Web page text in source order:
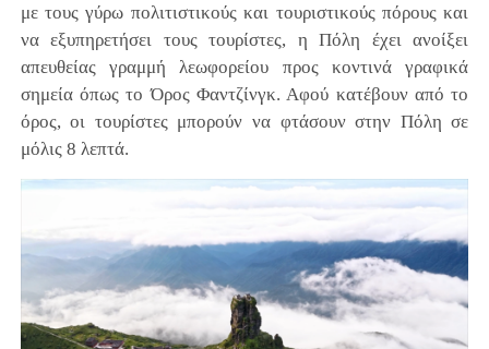
με τους γύρω πολιτιστικούς και τουριστικούς πόρους και
να εξυπηρετήσει τους τουρίστες, η Πόλη έχει ανοίξει
απευθείας γραμμή λεωφορείου προς κοντινά γραφικά
σημεία όπως το Όρος Φαντζίνγκ. Αφού κατέβουν από το
όρος, οι τουρίστες μπορούν να φτάσουν στην Πόλη σε
μόλις 8 λεπτά.